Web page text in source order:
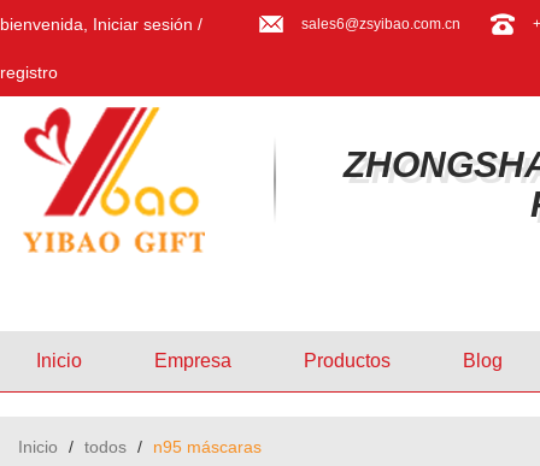
bienvenida, Iniciar sesión /
registro
sales6@zsyibao.com.cn
Inicio Empresa Productos Blog
Inicio / todos / n95 máscaras